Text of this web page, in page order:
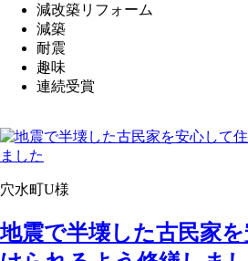
減改築リフォーム
減築
耐震
趣味
連続受賞
穴水町U様
地震で半壊した古民家